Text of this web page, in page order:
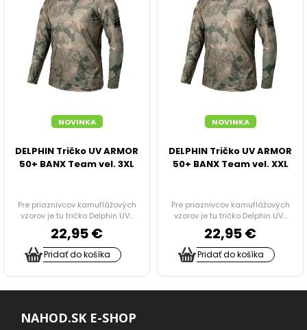
NOVINKA
DELPHIN Tričko UV ARMOR
50+ BANX Team vel. 3XL
Pre priaznivcov kamuflážových
vzorov je tu tričko Delphin UV...
22,95 €
Pridať do košíka
NOVINKA
DELPHIN Tričko UV ARMOR
50+ BANX Team vel. XXL
Pre priaznivcov kamuflážových
vzorov je tu tričko Delphin UV...
22,95 €
Pridať do košíka
NAHOD.SK E-SHOP
STOLÍKY DO BIVAKU
PRÍPRAVA JEDLA, NÁDOBY, OHREVY, CHLADNIČKY
VOZÍKY
TAŠKY, BATOHY A PUZDRA
RYBÁRSKE DOPLNKY
HYGIENA